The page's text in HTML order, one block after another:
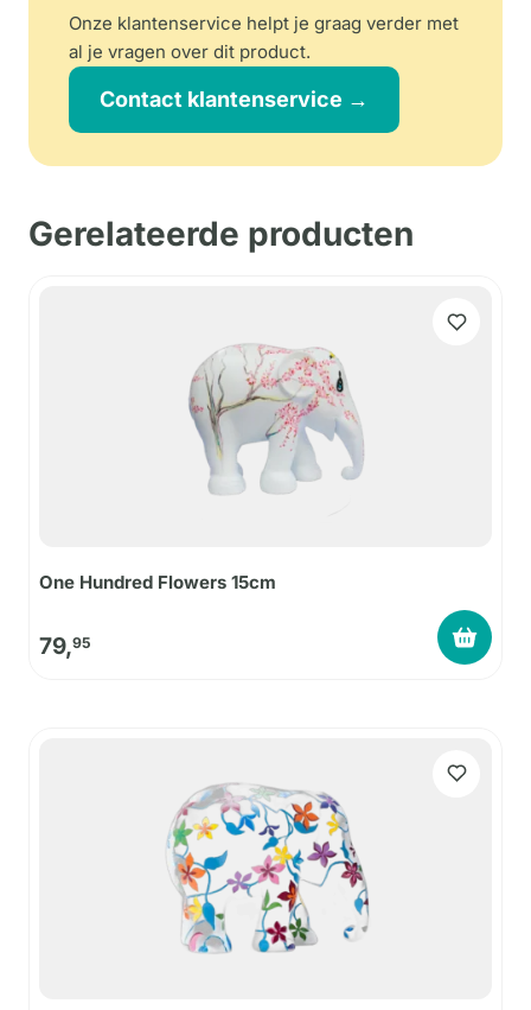
Onze klantenservice helpt je graag verder met
al je vragen over dit product.
Contact klantenservice →
Gerelateerde producten
One Hundred Flowers 15cm
79,95